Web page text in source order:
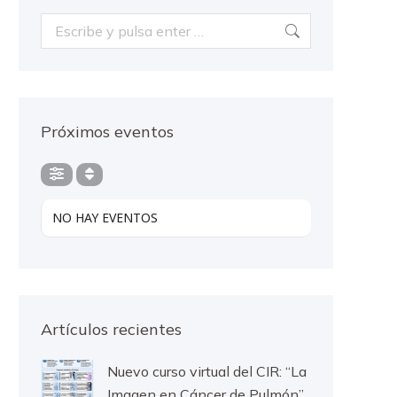
Buscar:
Próximos eventos
NO HAY EVENTOS
Artículos recientes
Nuevo curso virtual del CIR: “La